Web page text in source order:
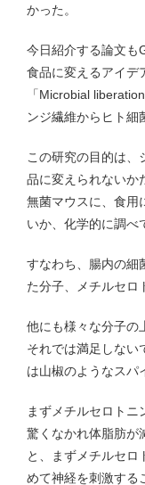
かった。
今日紹介する論文も
食品に変えるアイデ
「Microbial
ンジ繊維からヒト細
この研究の目的は、
品に変えられないか
無菌マウスに、食用
いか、化学的に調べ
すなわち、腸内の細
た分子、メチルセロ
他にも様々な分子の
それでは満足しない
は山椒のようなスパ
まずメチルセロト
驚くなかれ体脂肪が
と、まずメチルセロ
めて神経を刺激する